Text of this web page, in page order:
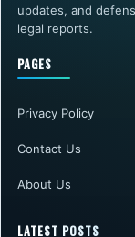
updates, and
legal reports.
PAGES
Privacy Policy
Contact Us
About Us
LATEST POSTS